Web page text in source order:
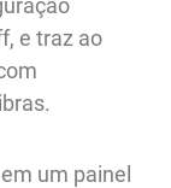
e traz ao
um painel